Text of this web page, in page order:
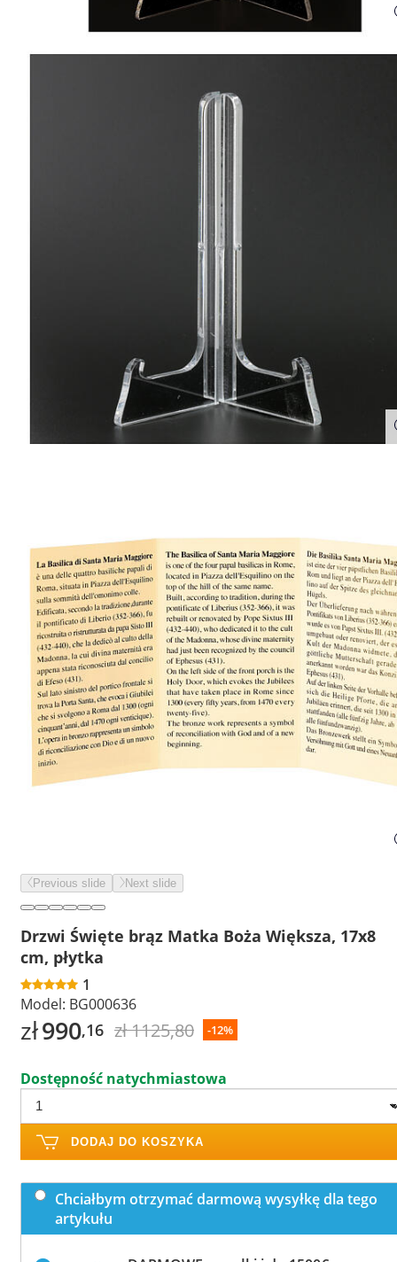
Previous slide Next slide
Drzwi Święte brąz Matka Boża Większa, 17x8
cm, płytka
1
Model: BG000636
zł990,16 zł 1125,80 -12%
Dostępność natychmiastowa
DODAJ DO KOSZYKA
Chciałbym otrzymać darmową wysyłkę dla tego
artykułu